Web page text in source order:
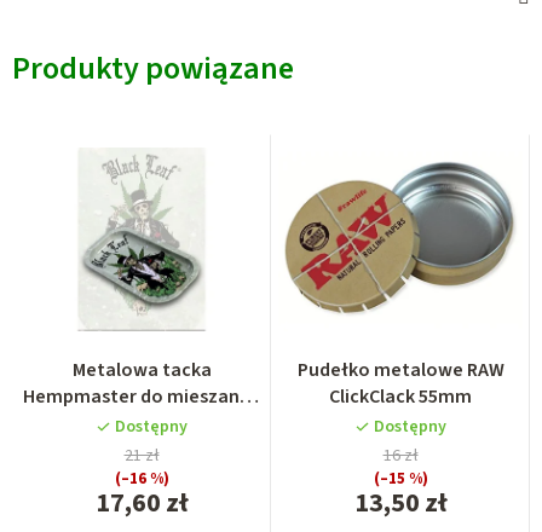
Produkty powiązane
Metalowa tacka
Hempmaster do mieszanek
ziołowych
Dostępny
17,60 zł
21 zł
(–16 %)
Pudełko metalowe RAW
ClickClack 55mm
Dostępny
13,50 zł
16 zł
(–15 %)